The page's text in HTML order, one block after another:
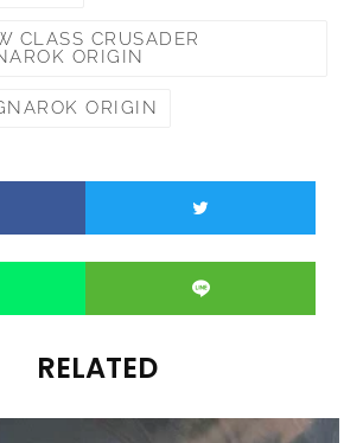
CLASS CRUSADER
ORIGIN
ORIGIN
RELATED